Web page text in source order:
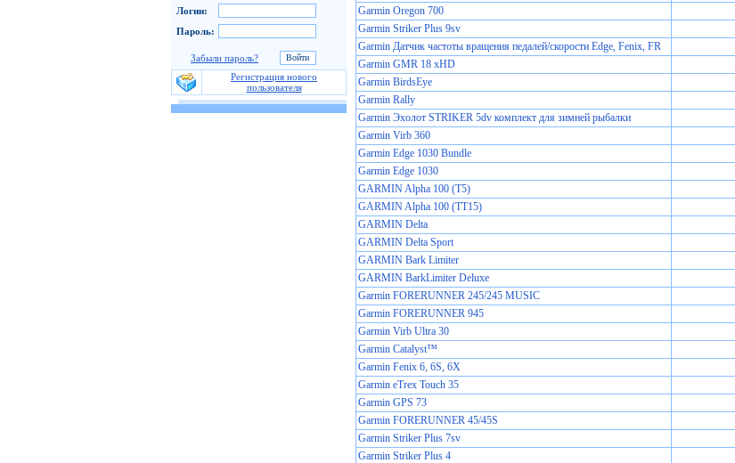
Логин:
Пароль:
Забыли пароль?
Регистрация нового
пользователя
Garmin Oregon 700
Garmin Striker Plus 9sv
Garmin Датчик частоты вращения педалей/скорости Edge, Fenix, FR
Garmin GMR 18 xHD
Garmin BirdsEye
Garmin Rally
Garmin Эхолот STRIKER 5dv комплект для зимней рыбалки
Garmin Virb 360
Garmin Edge 1030 Bundle
Garmin Edge 1030
GARMIN Alpha 100 (T5)
GARMIN Alpha 100 (TT15)
GARMIN Delta
GARMIN Delta Sport
GARMIN Bark Limiter
GARMIN BarkLimiter Deluxe
Garmin FORERUNNER 245/245 MUSIC
Garmin FORERUNNER 945
Garmin Virb Ultra 30
Garmin Catalyst™
Garmin Fenix 6, 6S, 6X
Garmin eTrex Touch 35
Garmin GPS 73
Garmin FORERUNNER 45/45S
Garmin Striker Plus 7sv
Garmin Striker Plus 4